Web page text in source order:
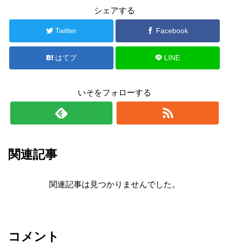
シェアする
Twitter Facebook
はてブ LINE
いそをフォローする
関連記事
関連記事は見つかりませんでした。
コメント